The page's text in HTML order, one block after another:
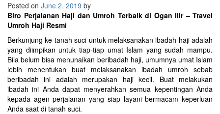
Posted on June 2, 2019 by
Biro Perjalanan Haji dan Umroh Terbaik di Ogan Ilir – Travel
Umroh Haji Resmi
Berkunjung ke tanah suci untuk melaksanakan ibadah haji adalah
yang diimpikan untuk tiap-tiap umat Islam yang sudah mampu.
Bila belum bisa menunaikan beribadah haji, umumnya umat Islam
lebih menentukan buat melaksanakan ibadah umroh sebab
beribadah ini adalah merupakan haji kecil. Buat melakukan
ibadah ini Anda dapat menyerahkan semua kepentingan Anda
kepada agen perjalanan yang siap layani bermacam keperluan
Anda saat di tanah suci.